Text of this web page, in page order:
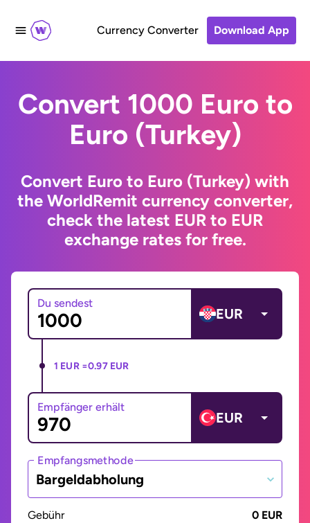
Currency Converter Download App
Convert 1000 Euro to
Euro (Turkey)
Convert Euro to Euro (Turkey) with
the WorldRemit currency converter,
check the latest EUR to EUR
exchange rates for free.
Du sendest
EUR
1 EUR =0.97 EUR
Empfänger erhält
EUR
Empfangsmethode
Bargeldabholung
Gebühr
0 EUR